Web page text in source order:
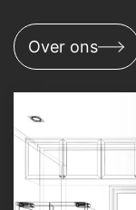
Over ons